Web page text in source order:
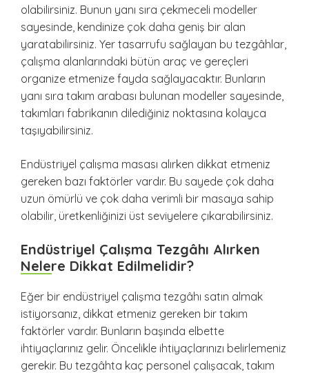
olabilirsiniz. Bunun yanı sıra çekmeceli modeller
sayesinde, kendinize çok daha geniş bir alan
yaratabilirsiniz. Yer tasarrufu sağlayan bu tezgâhlar,
çalışma alanlarındaki bütün araç ve gereçleri
organize etmenize fayda sağlayacaktır. Bunların
yanı sıra takım arabası bulunan modeller sayesinde,
takımları fabrikanın dilediğiniz noktasına kolayca
taşıyabilirsiniz.
Endüstriyel çalışma masası alırken dikkat etmeniz
gereken bazı faktörler vardır. Bu sayede çok daha
uzun ömürlü ve çok daha verimli bir masaya sahip
olabilir, üretkenliğinizi üst seviyelere çıkarabilirsiniz.
Endüstriyel Çalışma Tezgâhı Alırken
Nelere Dikkat Edilmelidir?
Eğer bir endüstriyel çalışma tezgâhı satın almak
istiyorsanız, dikkat etmeniz gereken bir takım
faktörler vardır. Bunların başında elbette
ihtiyaçlarınız gelir. Öncelikle ihtiyaçlarınızı belirlemeniz
gerekir. Bu tezgâhta kaç personel çalışacak, takım